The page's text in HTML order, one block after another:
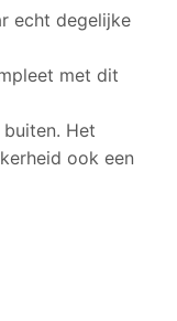
echt degelijke
met dit
Het
ook een